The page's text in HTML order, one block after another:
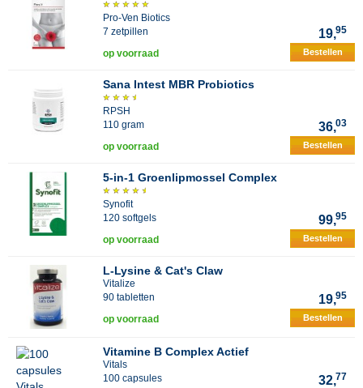
Pro-Ven Biotics
7 zetpillen
19,95
op voorraad Bestellen
Sana Intest MBR Probiotics
RPSH
110 gram
36,03
op voorraad Bestellen
5-in-1 Groenlipmossel Complex
Synofit
120 softgels
99,95
op voorraad Bestellen
L-Lysine & Cat's Claw
Vitalize
90 tabletten
19,95
op voorraad Bestellen
Vitamine B Complex Actief
Vitals
100 capsules
32,77